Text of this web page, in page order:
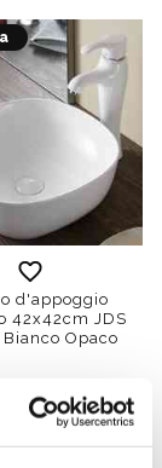
d'appoggio
42x42cm JDS
Opaco
€ 84,90